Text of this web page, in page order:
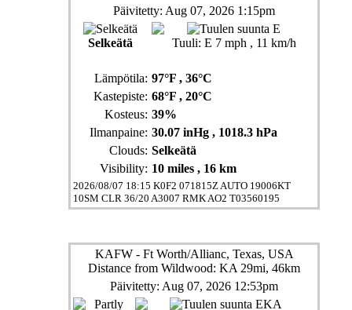
Päivitetty: Aug 07, 2026 1:15pm
Selkeätä Tuuli: E 7 mph , 11 km/h
Lämpötila: 97°F , 36°C
Kastepiste: 68°F , 20°C
Kosteus: 39%
Ilmanpaine: 30.07 inHg , 1018.3 hPa
Clouds: Selkeätä
Visibility: 10 miles , 16 km
2026/08/07 18:15 K0F2 071815Z AUTO 19006KT
10SM CLR 36/20 A3007 RMK AO2 T03560195
KAFW - Ft Worth/Allianc, Texas, USA
Distance from Wildwood: KA 29mi, 46km
Päivitetty: Aug 07, 2026 12:53pm